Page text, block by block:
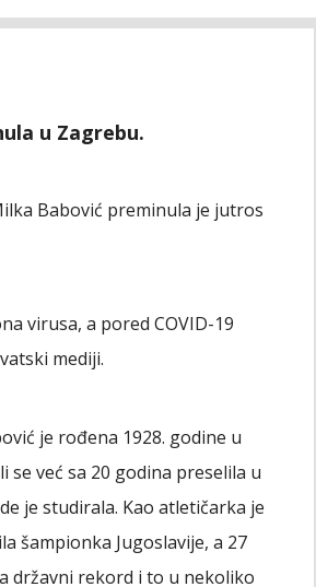
u Zagrebu.
Babović preminula je jutros
virusa, a pored COVID-19
mediji.
je rođena 1928. godine u
se već sa 20 godina preselila u
je studirala. Kao atletičarka je
šampionka Jugoslavije, a 27
državni rekord i to u nekoliko